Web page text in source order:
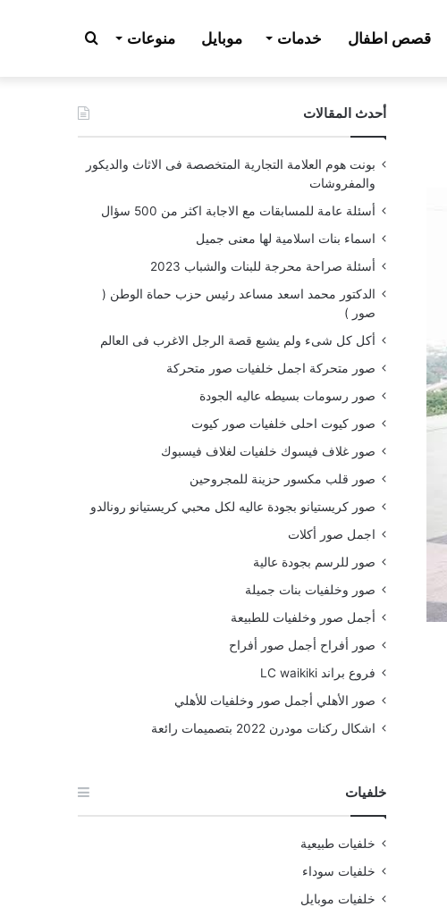
قصص اطفال خدمات موبايل منوعات بحث
عن أحدث المقالات
بونت هوم العلامة التجارية المتخصصة فى الاثاث والديكور
والمفروشات
أسئلة عامة للمسابقات مع الاجابة اكثر من 500 سؤال
اسماء بنات اسلامية لها معنى جميل
أسئلة صراحة محرجة للبنات والشباب 2023
الدكتور محمد اسعد مساعد رئيس حزب حماة الوطن (
صور )
أكل كل شىء ولم يشبع قصة الرجل الاغرب فى العالم
صور متحركة اجمل خلفيات صور متحركة
صور رسومات بسيطه عاليه الجودة
صور كيوت احلى خلفيات صور كيوت
صور غلاف فيسوك خلفيات لغلاف فيسبوك
صور قلب مكسور حزينة للمجروحين
صور كريستيانو بجودة عاليه لكل محبي كريستيانو رونالدو
اجمل صور أكلات
صور للرسم بجودة عالية
صور وخلفيات بنات جميلة
أجمل صور وخلفيات للطبيعة
صور أفراح أجمل صور أفراح
فروع براند LC waikiki
صور الأهلي أجمل صور وخلفيات للأهلي
اشكال ركنات مودرن 2022 بتصميمات رائعة
خلفيات
خلفيات طبيعية
خلفيات سوداء
خلفيات موبايل